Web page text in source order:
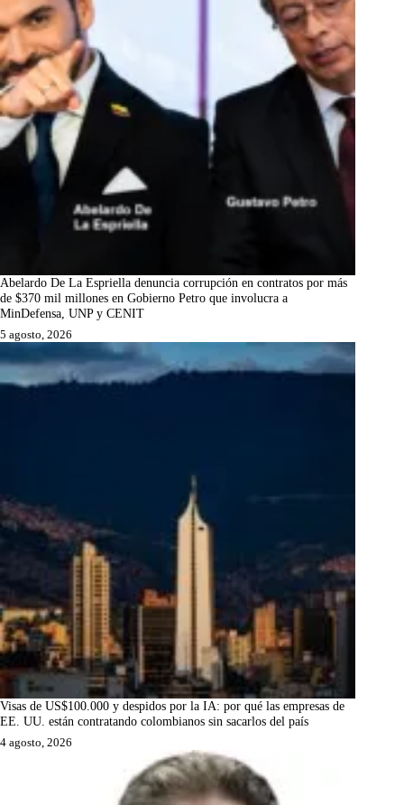
Abelardo De La Espriella denuncia corrupción en contratos por más
de $370 mil millones en Gobierno Petro que involucra a
MinDefensa, UNP y CENIT
5 agosto, 2026
Visas de US$100.000 y despidos por la IA: por qué las empresas de
EE. UU. están contratando colombianos sin sacarlos del país
4 agosto, 2026